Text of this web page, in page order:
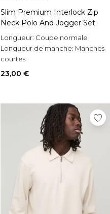
Slim Premium Interlock Zip
Neck Polo And Jogger Set
Longueur: Coupe normale
Longueur de manche: Manches
courtes
Style: Plain Long Set
23,00 €